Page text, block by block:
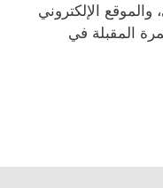
الإلكتروني
المقبلة في